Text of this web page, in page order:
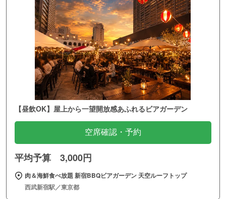
【昼飲OK】屋上から一望開放感あふれるビアガーデン
空席確認・予約
平均予算 3,000円
肉＆海鮮食べ放題 新宿BBQビアガーデン 天空ルーフトップ
西武新宿駅／東京都